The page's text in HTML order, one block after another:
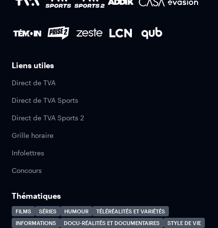
Liens utiles
Direct de TVA
Direct de TVA Sports
Direct de TVA Sports 2
Grille horaire
Infolettres
Concours
Thématiques
FILMS SÉRIES HUMOUR
TÉLÉRÉALITÉS ET VARIÉTÉS
INFORMATIONS
DOCU-RÉALITÉS ET DOCUMENTAIRES
STYLE DE VIE